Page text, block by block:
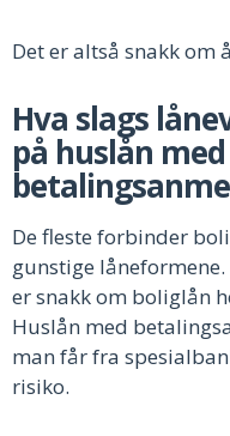
Det er altså snakk om
Hva slags
på huslån med
De fleste forbinder
gunstige
er snakk om boliglån
Huslån med
man får fra
risiko.